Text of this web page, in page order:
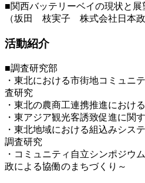
■関西バッテリーベイの現状と展
（坂田 枝実子 株式会社日本
活動紹介
■調査研究部
・東北における市街地コミュニ
査研究
・東北の農商工連携推進におけ
・東アジア観光客誘致促進に関
・東北地域における組込みシス
調査研究
・コミュニティ自立シンポジウ
政による協働のまちづくり～